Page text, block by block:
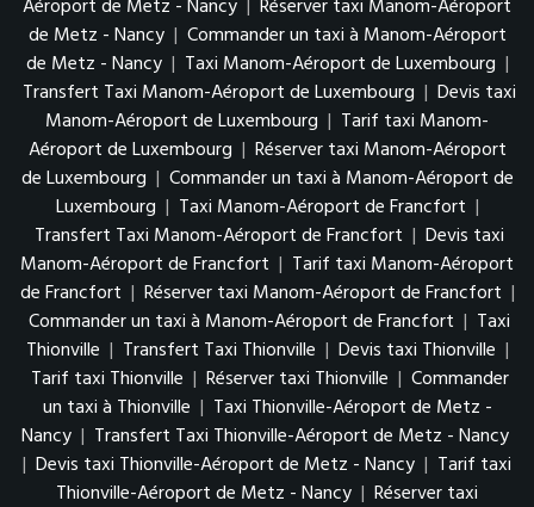
Aéroport de Metz - Nancy | Réserver taxi Manom-Aéroport
de Metz - Nancy | Commander un taxi à Manom-Aéroport
de Metz - Nancy | Taxi Manom-Aéroport de Luxembourg |
Transfert Taxi Manom-Aéroport de Luxembourg | Devis taxi
Manom-Aéroport de Luxembourg | Tarif taxi Manom-
Aéroport de Luxembourg | Réserver taxi Manom-Aéroport
de Luxembourg | Commander un taxi à Manom-Aéroport de
Luxembourg | Taxi Manom-Aéroport de Francfort |
Transfert Taxi Manom-Aéroport de Francfort | Devis taxi
Manom-Aéroport de Francfort | Tarif taxi Manom-Aéroport
de Francfort | Réserver taxi Manom-Aéroport de Francfort |
Commander un taxi à Manom-Aéroport de Francfort | Taxi
Thionville | Transfert Taxi Thionville | Devis taxi Thionville |
Tarif taxi Thionville | Réserver taxi Thionville | Commander
un taxi à Thionville | Taxi Thionville-Aéroport de Metz -
Nancy | Transfert Taxi Thionville-Aéroport de Metz - Nancy
| Devis taxi Thionville-Aéroport de Metz - Nancy | Tarif taxi
Thionville-Aéroport de Metz - Nancy | Réserver taxi